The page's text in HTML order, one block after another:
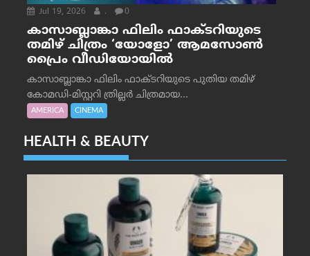
Jul 19, 2026 . 0
കാസാബ്ലാങ്കാ ഫിലിം ഫാക്ടറിയുടെ
തമിഴ് ചിത്രം ‘യോളോ’ ആമസോൺ
പ്രൈം വീഡിയോയിൽ
കാസാബ്ലാങ്കാ ഫിലിം ഫാക്ടറിയുടെ പുതിയ തമിഴ്
കോമഡി-മിസ്റ്ററി ത്രില്ലർ ചിത്രമായ...
AMERICA CINEMA
HEALTH & BEAUTY